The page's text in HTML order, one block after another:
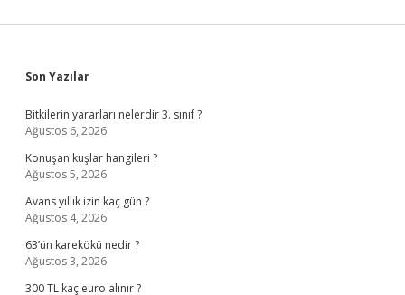
Sidebar
Son Yazılar
Bitkilerin yararları nelerdir 3. sınıf ?
Ağustos 6, 2026
Konuşan kuşlar hangileri ?
Ağustos 5, 2026
Avans yıllık izin kaç gün ?
Ağustos 4, 2026
63’ün karekökü nedir ?
Ağustos 3, 2026
300 TL kaç euro alınır ?